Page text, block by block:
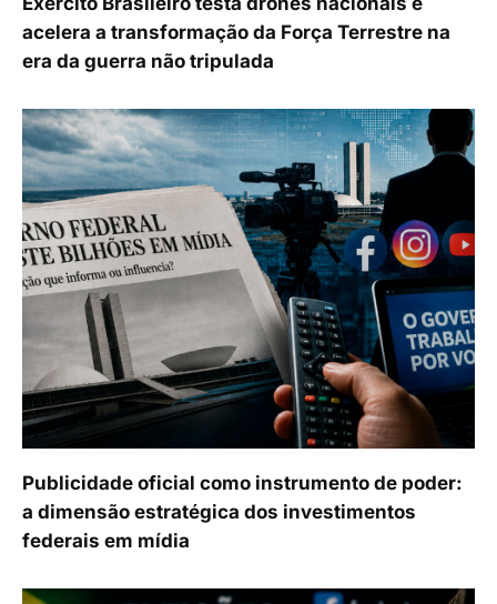
acelera a transformação da Força Terrestre na
era da guerra não tripulada
Publicidade oficial como instrumento de poder:
a dimensão estratégica dos investimentos
federais em mídia